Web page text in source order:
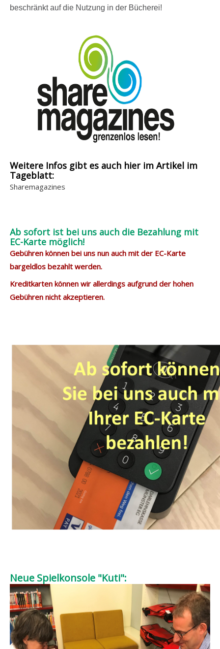
beschränkt auf die Nutzung in der Bücherei!
Weitere Infos gibt es auch hier im Artikel im
Tageblatt:
Sharemagazines
Ab sofort ist bei uns auch die Bezahlung mit
EC-Karte möglich!
Gebühren können bei uns nun auch mit der EC-Karte
bargeldlos bezahlt werden.
Kreditkarten können wir allerdings aufgrund der hohen
Gebühren nicht akzeptieren.
Neue Spielkonsole "Kuti":